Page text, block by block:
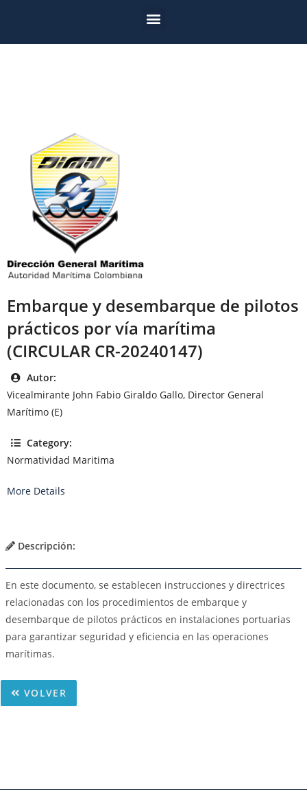
Embarque y desembarque de pilotos
prácticos por vía marítima
(CIRCULAR CR-20240147)
Autor:
Vicealmirante John Fabio Giraldo Gallo, Director General
Marítimo (E)
Category:
Normatividad Maritima
More Details
Descripción:
En este documento, se establecen instrucciones y directrices
relacionadas con los procedimientos de embarque y
desembarque de pilotos prácticos en instalaciones portuarias
para garantizar seguridad y eficiencia en las operaciones
marítimas.
VOLVER